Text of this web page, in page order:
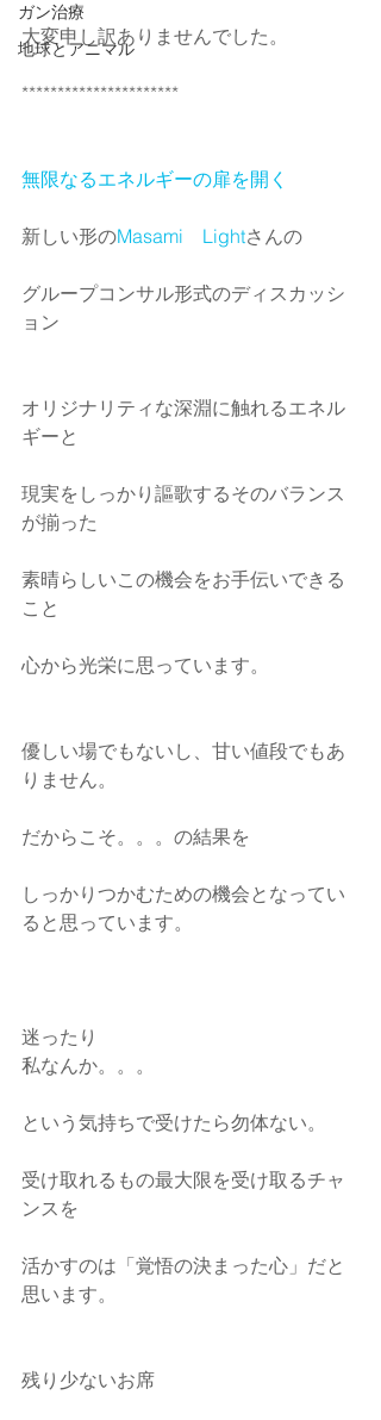
ガン治療
地球とアニマル
大変申し訳ありませんでした。
**********************
無限なるエネルギーの扉を開く
新しい形のMasami　Lightさんの
グループコンサル形式のディスカッシ
ョン
オリジナリティな深淵に触れるエネル
ギーと
現実をしっかり謳歌するそのバランス
が揃った
素晴らしいこの機会をお手伝いできる
こと
心から光栄に思っています。
優しい場でもないし、甘い値段でもあ
りません。
だからこそ。。。の結果を
しっかりつかむための機会となってい
ると思っています。
迷ったり
私なんか。。。
という気持ちで受けたら勿体ない。
受け取れるもの最大限を受け取るチャ
ンスを
活かすのは「覚悟の決まった心」だと
思います。
残り少ないお席